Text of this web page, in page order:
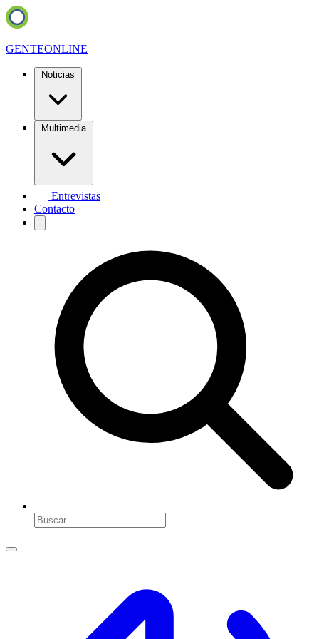
GENTEONLINE
Noticias
Multimedia
Entrevistas
Contacto